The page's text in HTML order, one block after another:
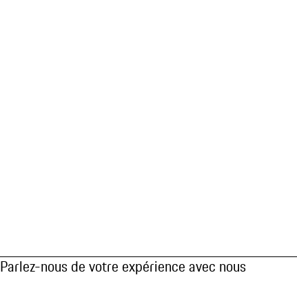
Parlez-nous de votre expérience avec nous